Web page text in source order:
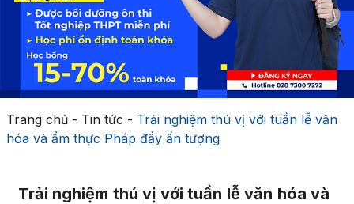
Trang chủ- Tin tức - Trải nghiệm thú vị với tuần lễ văn
hóa và ẩm thực Pháp đầy ấn tượng
Trải nghiệm thú vị với tuần lễ văn hóa và